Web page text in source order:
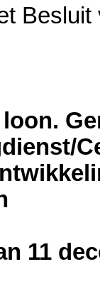
11